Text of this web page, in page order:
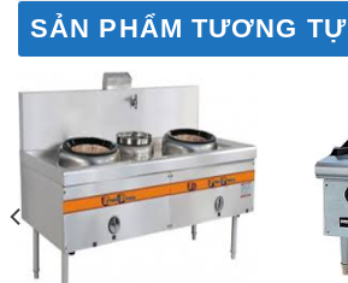
SẢN PHẨM TƯƠNG TỰ